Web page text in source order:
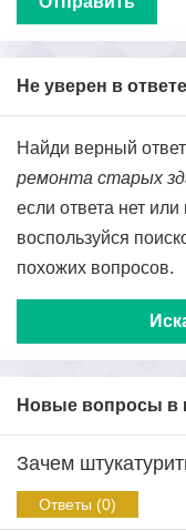
Не уверен в
Найди верный
ремонта старых
если ответа нет или
воспользуйся
похожих вопросов.
Новые вопросы в
Зачем
Ответы (0)